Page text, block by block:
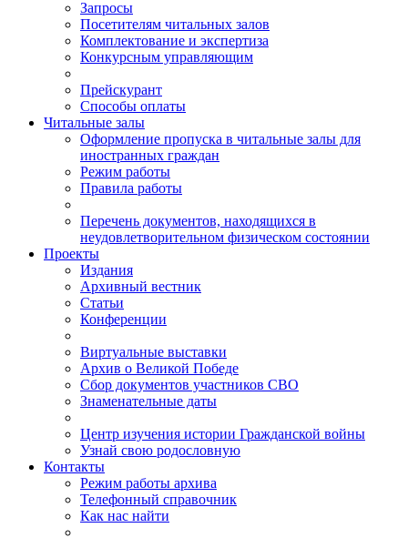
Запросы
Посетителям читальных залов
Комплектование и экспертиза
Конкурсным управляющим
Прейскурант
Способы оплаты
Читальные залы
Оформление пропуска в читальные залы для
иностранных граждан
Режим работы
Правила работы
Перечень документов, находящихся в
неудовлетворительном физическом состоянии
Проекты
Издания
Архивный вестник
Статьи
Конференции
Виртуальные выставки
Архив о Великой Победе
Сбор документов участников СВО
Знаменательные даты
Центр изучения истории Гражданской войны
Узнай свою родословную
Контакты
Режим работы архива
Телефонный справочник
Как нас найти